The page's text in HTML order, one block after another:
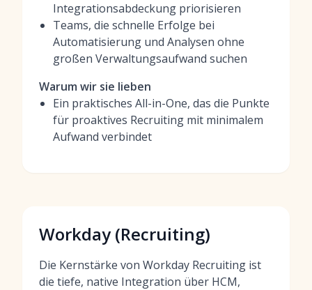
Integrationsabdeckung priorisieren
Teams, die schnelle Erfolge bei
Automatisierung und Analysen ohne
großen Verwaltungsaufwand suchen
Warum wir sie lieben
Ein praktisches All-in-One, das die Punkte
für proaktives Recruiting mit minimalem
Aufwand verbindet
Workday (Recruiting)
Die Kernstärke von Workday Recruiting ist
die tiefe, native Integration über HCM,